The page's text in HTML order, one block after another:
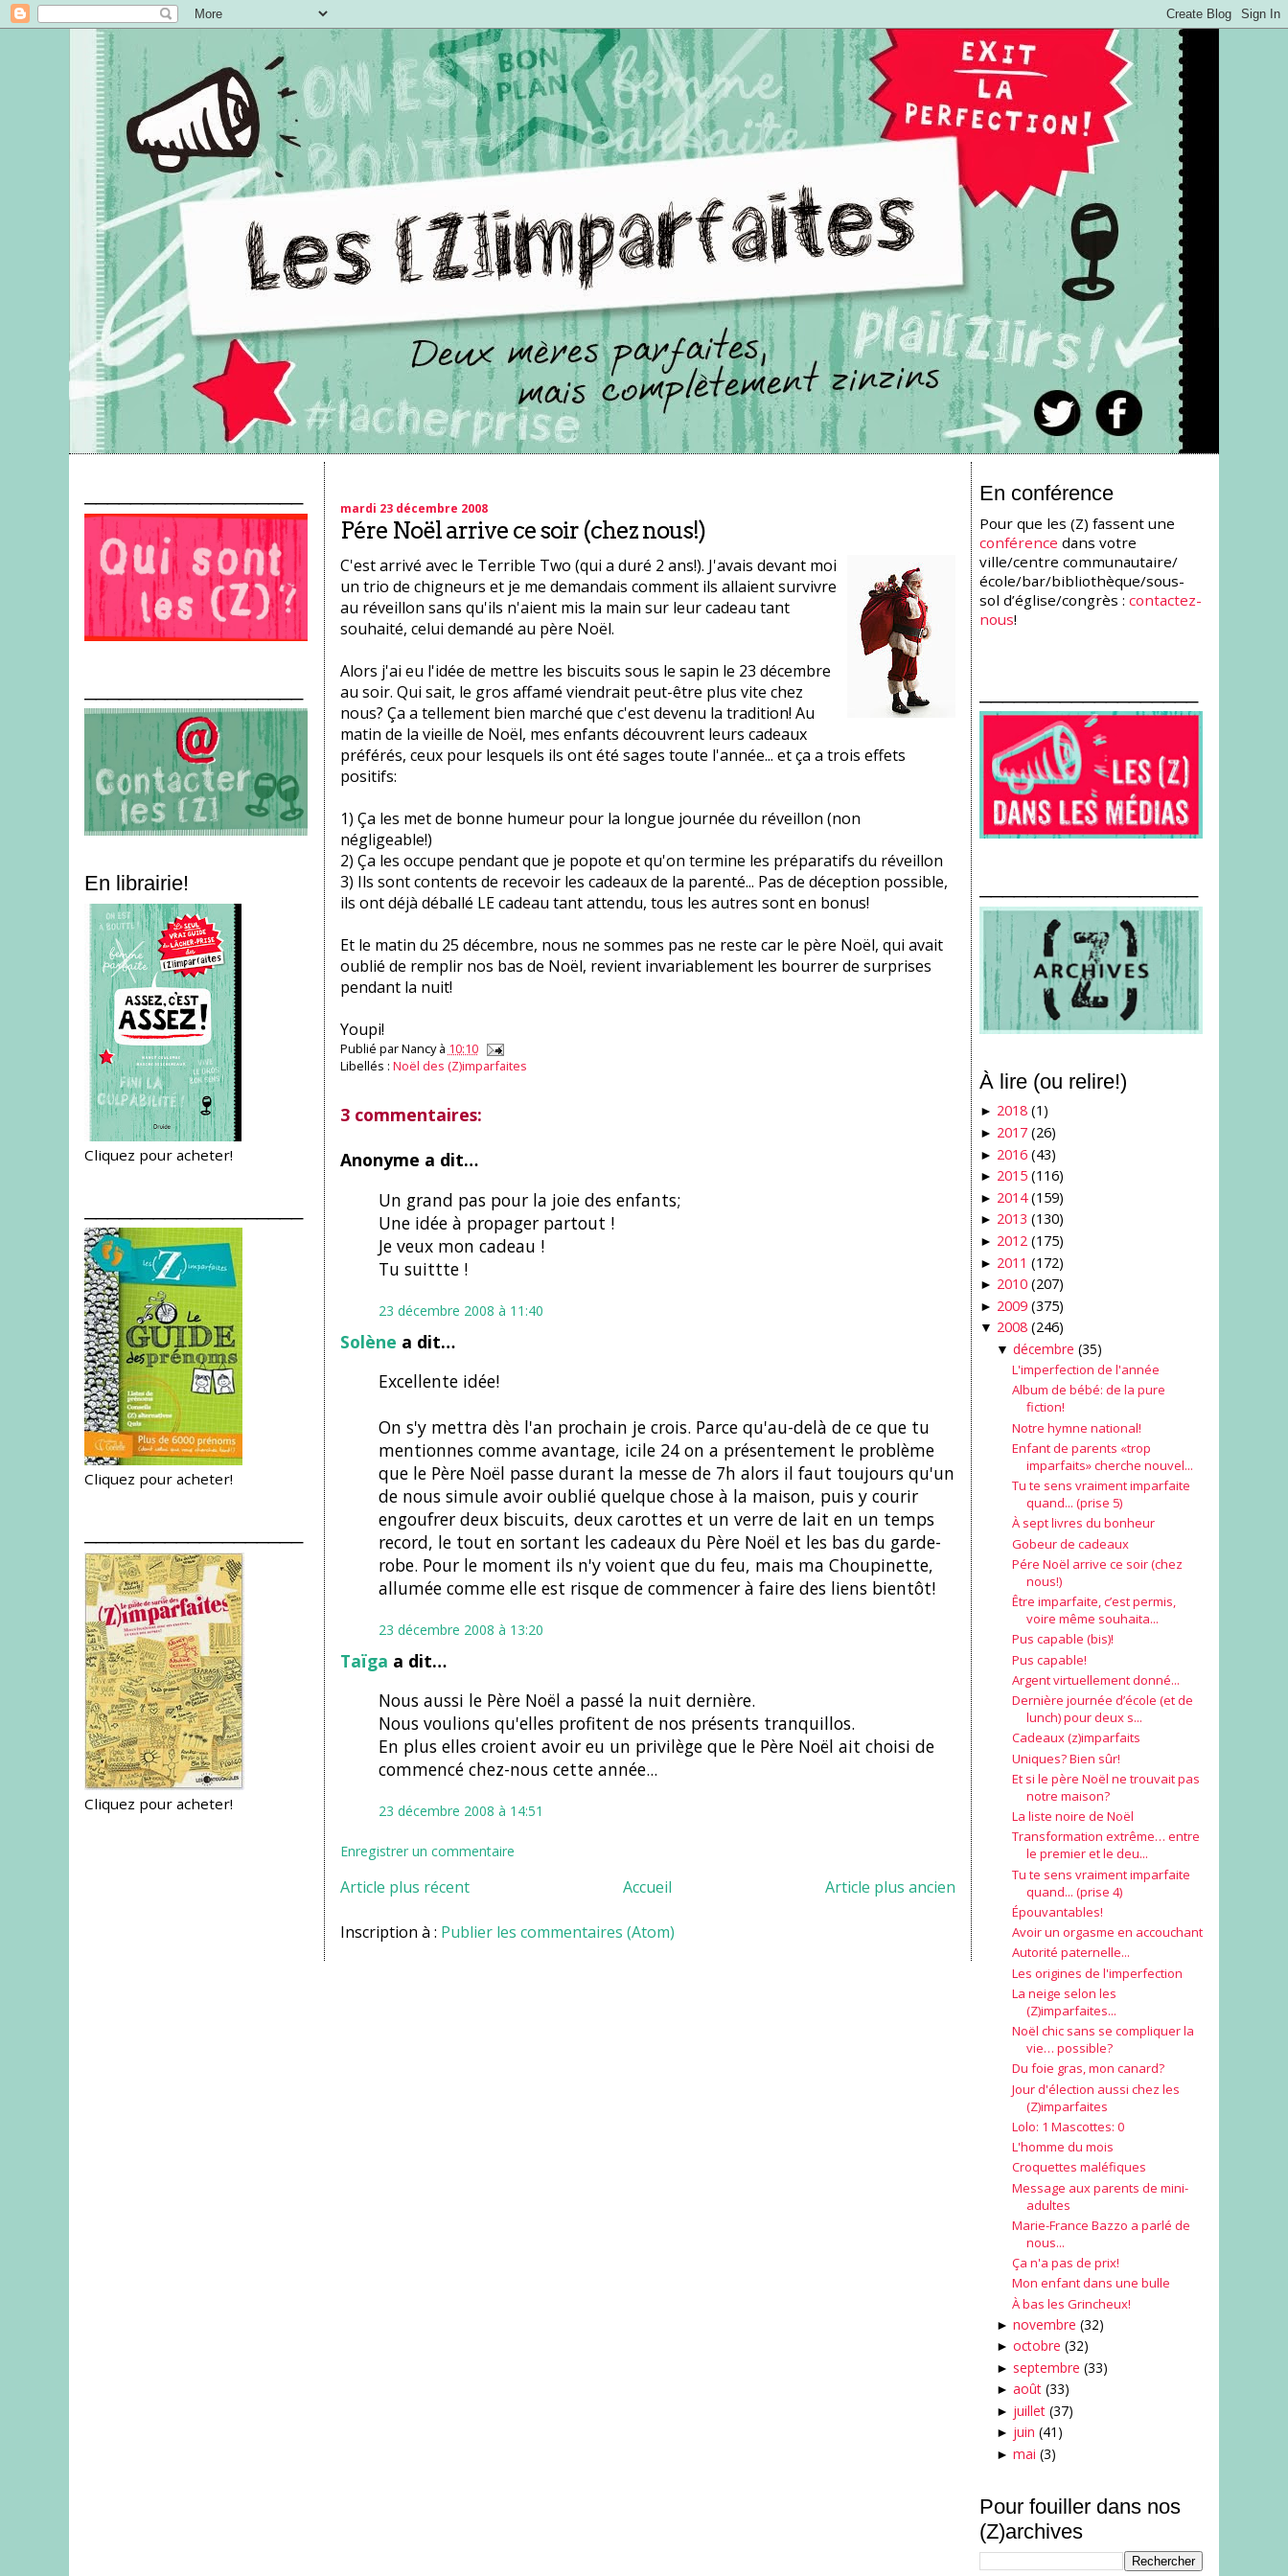
En librairie!
Cliquez pour acheter!
Cliquez pour acheter!
Cliquez pour acheter!
mardi 23 décembre 2008
Pére Noël arrive ce soir (chez nous!)
C'est arrivé avec le Terrible Two (qui a duré 2 ans!). J'avais devant moi
un trio de chigneurs et je me demandais comment ils allaient survivre
au réveillon sans qu'ils n'aient mis la main sur leur cadeau tant
souhaité, celui demandé au père Noël.
Alors j'ai eu l'idée de mettre les biscuits sous le sapin le 23 décembre
au soir. Qui sait, le gros affamé viendrait peut-être plus vite chez
nous? Ça a tellement bien marché que c'est devenu la tradition! Au
matin de la vieille de Noël, mes enfants découvrent leurs cadeaux
préférés, ceux pour lesquels ils ont été sages toute l'année... et ça a trois effets
positifs:
1) Ça les met de bonne humeur pour la longue journée du réveillon (non
négligeable!)
2) Ça les occupe pendant que je popote et qu'on termine les préparatifs du réveillon
3) Ils sont contents de recevoir les cadeaux de la parenté... Pas de déception possible,
ils ont déjà déballé LE cadeau tant attendu, tous les autres sont en bonus!
Et le matin du 25 décembre, nous ne sommes pas ne reste car le père Noël, qui avait
oublié de remplir nos bas de Noël, revient invariablement les bourrer de surprises
pendant la nuit!
Youpi!
Publié parNancy à 10:10
Libellés : Noël des (Z)imparfaites
3 commentaires:
Anonyme a dit…
Un grand pas pour la joie des enfants;
Une idée à propager partout !
Je veux mon cadeau !
Tu suittte !
23 décembre 2008 à 11:40
Solène a dit…
Excellente idée!
On s'y mettra dès l'an prochain je crois. Parce qu'au-delà de ce que tu
mentionnes comme avantage, icile 24 on a présentement le problème
que le Père Noël passe durant la messe de 7h alors il faut toujours qu'un
de nous simule avoir oublié quelque chose à la maison, puis y courir
engoufrer deux biscuits, deux carottes et un verre de lait en un temps
record, le tout en sortant les cadeaux du Père Noël et les bas du garde-
robe. Pour le moment ils n'y voient que du feu, mais ma Choupinette,
allumée comme elle est risque de commencer à faire des liens bientôt!
23 décembre 2008 à 13:20
Taïga a dit…
Nous aussi le Père Noël a passé la nuit dernière.
Nous voulions qu'elles profitent de nos présents tranquillos.
En plus elles croient avoir eu un privilège que le Père Noël ait choisi de
commencé chez-nous cette année...
23 décembre 2008 à 14:51
Enregistrer un commentaire
Article plus récent Article plus ancien
Accueil
Inscription à : Publier les commentaires (Atom)
En conférence
Pour que les (Z) fassent une
conférence dans votre
ville/centre communautaire/
école/bar/bibliothèque/sous-
sol d’église/congrès :contactez-
nous!
À lire (ou relire!)
► 2018 (1)
► 2017 (26)
► 2016 (43)
► 2015 (116)
► 2014 (159)
► 2013 (130)
► 2012 (175)
► 2011 (172)
► 2010 (207)
► 2009 (375)
▼ 2008 (246)
▼ décembre (35)
L'imperfection de l'année
Album de bébé: de la pure
fiction!
Notre hymne national!
Enfant de parents «trop
imparfaits» cherche nouvel...
Tu te sens vraiment imparfaite
quand... (prise 5)
À sept livres du bonheur
Gobeur de cadeaux
Pére Noël arrive ce soir (chez
nous!)
Être imparfaite, c’est permis,
voire même souhaita...
Pus capable (bis)!
Pus capable!
Argent virtuellement donné...
Dernière journée d’école (et de
lunch) pour deux s...
Cadeaux (z)imparfaits
Uniques? Bien sûr!
Et si le père Noël ne trouvait pas
notre maison?
La liste noire de Noël
Transformation extrême… entre
le premier et le deu...
Tu te sens vraiment imparfaite
quand... (prise 4)
Épouvantables!
Avoir un orgasme en accouchant
Autorité paternelle...
Les origines de l'imperfection
La neige selon les
(Z)imparfaites...
Noël chic sans se compliquer la
vie… possible?
Du foie gras, mon canard?
Jour d'élection aussi chez les
(Z)imparfaites
Lolo: 1 Mascottes: 0
L'homme du mois
Croquettes maléfiques
Message aux parents de mini-
adultes
Marie-France Bazzo a parlé de
nous...
Ça n'a pas de prix!
Mon enfant dans une bulle
À bas les Grincheux!
► novembre (32)
► octobre (32)
► septembre (33)
► août (33)
► juillet (37)
► juin (41)
► mai (3)
Pour fouiller dans nos
(Z)archives